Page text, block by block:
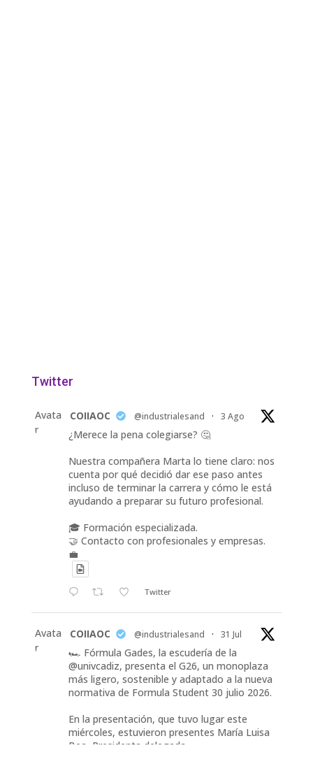
Twitter
Avata
r
COIIAOC @industrialesand · 3 Ago
¿Merece la pena colegiarse? 🤔
Nuestra compañera Marta lo tiene claro: nos
cuenta por qué decidió dar ese paso antes
incluso de terminar la carrera y cómo le está
ayudando a preparar su futuro profesional.
🎓 Formación especializada.
🤝 Contacto con profesionales y empresas.
💼
Twitter
Avata
r
COIIAOC @industrialesand · 31 Jul
🏎️ Fórmula Gades, la escudería de la
@univcadiz, presenta el G26, un monoplaza
más ligero, sostenible y adaptado a la nueva
normativa de Formula Student 30 julio 2026.
En la presentación, que tuvo lugar este
miércoles, estuvieron presentes María Luisa
Bea, Presidenta delegada